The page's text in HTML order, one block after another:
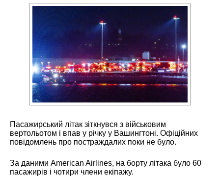
Пасажирський літак зіткнувся з військовим
вертольотом і впав у річку у Вашингтоні. Офіційних
повідомлень про постраждалих поки не було.
За даними American Airlines, на борту літака було 60
пасажирів і чотири члени екіпажу.